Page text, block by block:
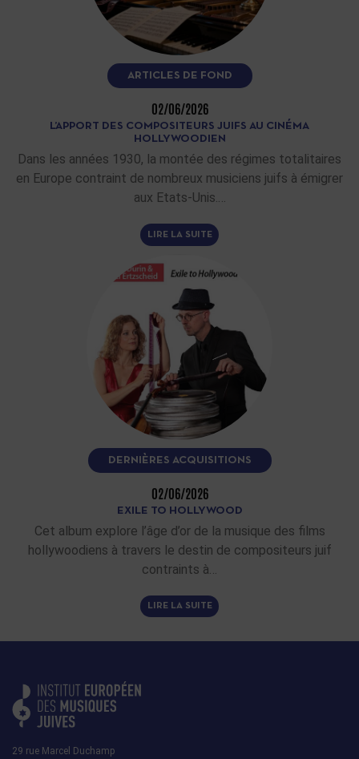
ARTICLES DE FOND
02/06/2026
L’APPORT DES COMPOSITEURS JUIFS AU CINÉMA
HOLLYWOODIEN
Dans les années 1930, la montée des régimes totalitaires
en Europe contraint de nombreux musiciens juifs à émigrer
aux Etats-Unis.…
LIRE LA SUITE
DERNIÈRES ACQUISITIONS
02/06/2026
EXILE TO HOLLYWOOD
Cet album explore l’âge d’or de la musique des films
hollywoodiens à travers le destin de compositeurs juif
contraints à…
LIRE LA SUITE
29 rue Marcel Duchamp